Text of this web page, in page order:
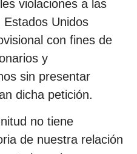
violaciones a las
Unidos
con fines de
y
sin presentar
dicha petición.
no tiene
de nuestra relación